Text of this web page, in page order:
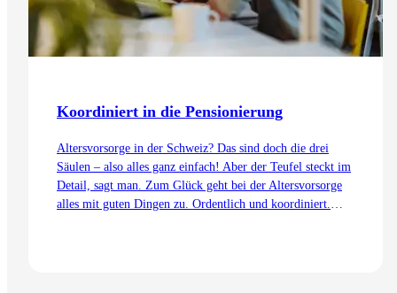
Koordiniert in die Pensionierung
Altersvorsorge in der Schweiz? Das sind doch die drei
Säulen – also alles ganz einfach! Aber der Teufel steckt im
Detail, sagt man. Zum Glück geht bei der Altersvorsorge
alles mit guten Dingen zu. Ordentlich und koordiniert.